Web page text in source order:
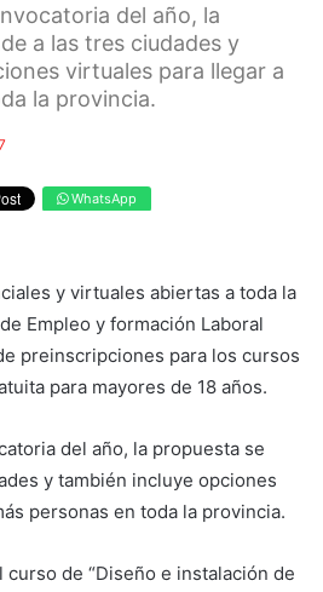
del año, la
a las tres ciudades y
virtuales para llegar a
la provincia.
WhatsApp
y virtuales abiertas a toda la
Empleo y formación Laboral
preinscripciones para los cursos
para mayores de 18 años.
del año, la propuesta se
y también incluye opciones
personas en toda la provincia.
curso de “Diseño e instalación de